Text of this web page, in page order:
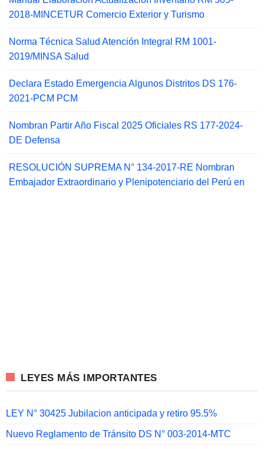
2018-MINCETUR Comercio Exterior y Turismo
Norma Técnica Salud Atención Integral RM 1001-
2019/MINSA Salud
Declara Estado Emergencia Algunos Distritos DS 176-
2021-PCM PCM
Nombran Partir Año Fiscal 2025 Oficiales RS 177-2024-
DE Defensa
RESOLUCIÓN SUPREMA N° 134-2017-RE Nombran
Embajador Extraordinario y Plenipotenciario del Perú en
LEYES MÁS IMPORTANTES
LEY N° 30425 Jubilacion anticipada y retiro 95.5%
Nuevo Reglamento de Tránsito DS N° 003-2014-MTC